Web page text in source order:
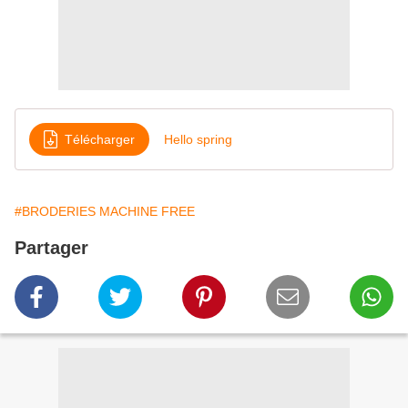
Télécharger Hello spring
#BRODERIES MACHINE FREE
Partager